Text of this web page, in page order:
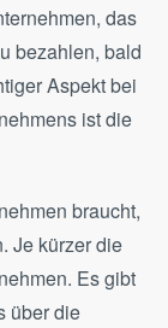
das
bezahlen, bald
Aspekt bei
ist die
braucht,
Je kürzer die
Es gibt
über die